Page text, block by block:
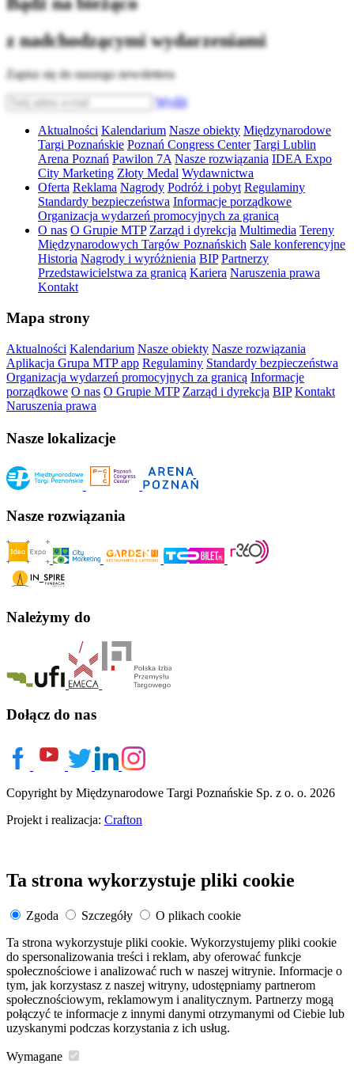
z nadchodzącymi wydarzeniami
Zapisz się do naszego newslettera
Wyślij
Aktualności Kalendarium Nasze obiekty Międzynarodowe
Targi Poznańskie Poznań Congress Center Targi Lublin
Arena Poznań Pawilon 7A Nasze rozwiązania IDEA Expo
City Marketing Złoty Medal Wydawnictwa
Oferta Reklama Nagrody Podróż i pobyt Regulaminy
Standardy bezpieczeństwa Informacje porządkowe
Organizacja wydarzeń promocyjnych za granicą
O nas O Grupie MTP Zarząd i dyrekcja Multimedia Tereny
Międzynarodowych Targów Poznańskich Sale konferencyjne
Historia Nagrody i wyróżnienia BIP Partnerzy
Przedstawicielstwa za granicą Kariera Naruszenia prawa
Kontakt
Mapa strony
Aktualności Kalendarium Nasze obiekty Nasze rozwiązania
Aplikacja Grupa MTP app Regulaminy Standardy bezpieczeństwa
Organizacja wydarzeń promocyjnych za granicą Informacje
porządkowe O nas O Grupie MTP Zarząd i dyrekcja BIP Kontakt
Naruszenia prawa
Nasze lokalizacje
Nasze rozwiązania
Należymy do
Dołącz do nas
Copyright by Międzynarodowe Targi Poznańskie Sp. z o. o. 2026
Projekt i realizacja: Crafton
Ta strona wykorzystuje pliki cookie
Zgoda Szczegóły
O plikach cookie
Ta strona wykorzystuje pliki cookie. Wykorzystujemy pliki cookie
do spersonalizowania treści i reklam, aby oferować funkcje
społecznościowe i analizować ruch w naszej witrynie. Informacje o
tym, jak korzystasz z naszej witryny, udostępniamy partnerom
społecznościowym, reklamowym i analitycznym. Partnerzy mogą
połączyć te informacje z innymi danymi otrzymanymi od Ciebie lub
uzyskanymi podczas korzystania z ich usług.
Wymagane